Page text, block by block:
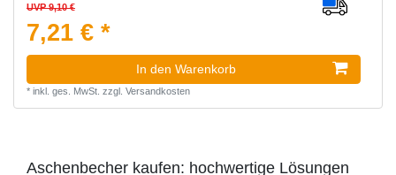
UVP 9,10 €
7,21 € *
In den Warenkorb
* inkl. ges. MwSt. zzgl. Versandkosten
Aschenbecher kaufen: hochwertige Lösungen